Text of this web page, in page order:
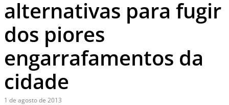
alternativas para fugir
dos piores
engarrafamentos da
cidade
1 de agosto de 2013